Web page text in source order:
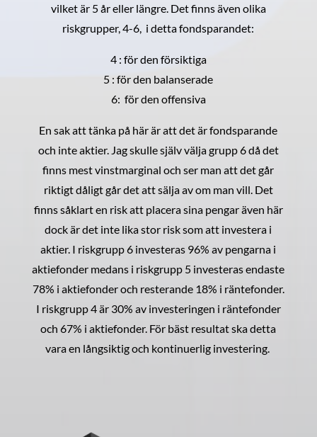
vilket är 5 år eller längre. Det finns även olika
riskgrupper, 4-6, i detta fondsparandet:
4 : för den försiktiga
5 : för den balanserade
6: för den offensiva
En sak att tänka på här är att det är fondsparande
och inte aktier. Jag skulle själv välja grupp 6 då det
finns mest vinstmarginal och ser man att det går
riktigt dåligt går det att sälja av om man vill. Det
finns såklart en risk att placera sina pengar även här
dock är det inte lika stor risk som att investera i
aktier. I riskgrupp 6 investeras 96% av pengarna i
aktiefonder medans i riskgrupp 5 investeras endaste
78% i aktiefonder och resterande 18% i räntefonder.
I riskgrupp 4 är 30% av investeringen i räntefonder
och 67% i aktiefonder. För bäst resultat ska detta
vara en långsiktig och kontinuerlig investering.